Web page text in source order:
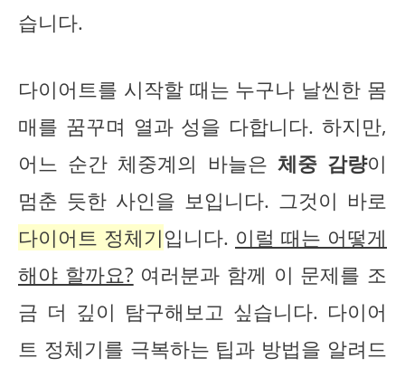
습니다.
다이어트를 시작할 때는 누구나 날씬한 몸
매를 꿈꾸며 열과 성을 다합니다. 하지만,
어느 순간 체중계의 바늘은 체중 감량이
멈춘 듯한 사인을 보입니다. 그것이 바로
다이어트 정체기입니다. 이럴 때는 어떻게
해야 할까요? 여러분과 함께 이 문제를 조
금 더 깊이 탐구해보고 싶습니다. 다이어
트 정체기를 극복하는 팁과 방법을 알려드